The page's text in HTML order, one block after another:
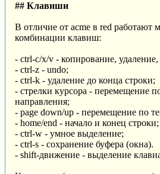
## Клавиши
В отличие от acme в red работают
комбинации клавиш:
- ctrl-c/x/v - копирование, удаление,
- ctrl-z - undo;
- ctrl-k - удаление до конца строки;
- стрелки курсора - перемещение
направления;
- page down/up - перемещение по
- home/end - начало и конец строки;
- ctrl-w - умное выделение;
- ctrl-s - сохранение буфера (окна).
- shift-движение - выделение